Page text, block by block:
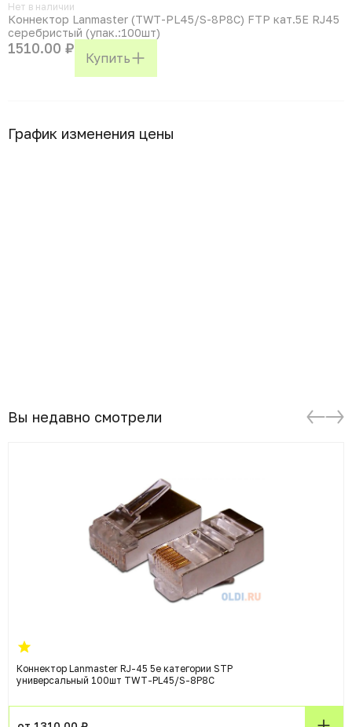
Нет в наличии
Коннектор Lanmaster (TWT-PL45/S-8P8C) FTP кат.5E RJ45
серебристый (упак.:100шт)
1510.00 ₽
Купить
График изменения цены
Вы недавно смотрели
Коннектор Lanmaster RJ-45 5e категории STP
универсальный 100шт TWT-PL45/S-8P8C